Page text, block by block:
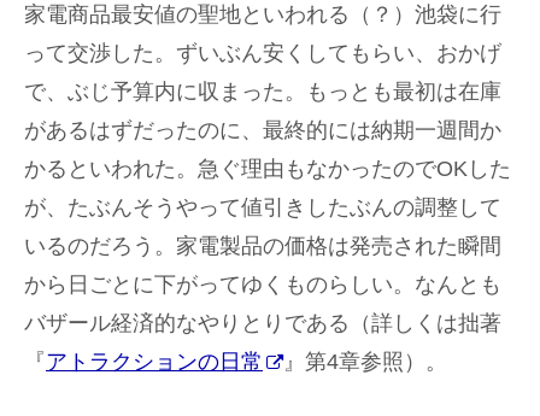
家電商品最安値の聖地といわれる（？）池袋に行
って交渉した。ずいぶん安くしてもらい、おかげ
で、ぶじ予算内に収まった。もっとも最初は在庫
があるはずだったのに、最終的には納期一週間か
かるといわれた。急ぐ理由もなかったのでOKした
が、たぶんそうやって値引きしたぶんの調整して
いるのだろう。家電製品の価格は発売された瞬間
から日ごとに下がってゆくものらしい。なんとも
バザール経済的なやりとりである（詳しくは拙著
『アトラクションの日常 』第4章参照）。